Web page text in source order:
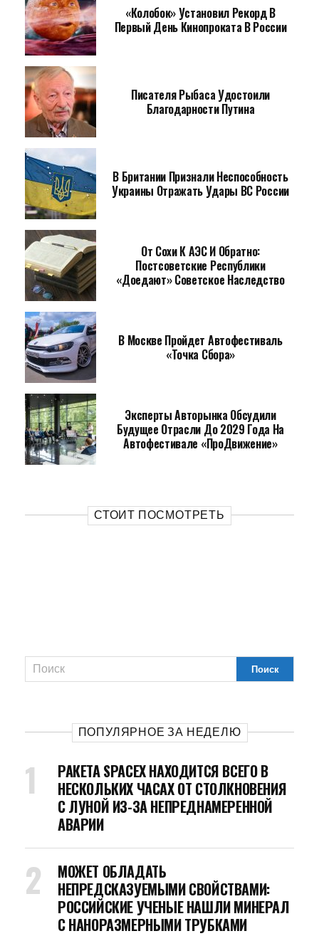
«Колобок» Установил Рекорд В
Первый День Кинопроката В России
Писателя Рыбаса Удостоили
Благодарности Путина
В Британии Признали Неспособность
Украины Отражать Удары ВС России
От Сохи К АЭС И Обратно:
Постсоветские Республики
«доедают» Советское Наследство
В Москве Пройдет Автофестиваль
«Точка Сбора»
Эксперты Авторынка Обсудили
Будущее Отрасли До 2029 Года На
Автофестивале «ПроДвижение»
СТОИТ ПОСМОТРЕТЬ
ПОПУЛЯРНОЕ ЗА НЕДЕЛЮ
РАКЕТА SPACEX НАХОДИТСЯ ВСЕГО В
НЕСКОЛЬКИХ ЧАСАХ ОТ СТОЛКНОВЕНИЯ
С ЛУНОЙ ИЗ-ЗА НЕПРЕДНАМЕРЕННОЙ
АВАРИИ
МОЖЕТ ОБЛАДАТЬ
НЕПРЕДСКАЗУЕМЫМИ СВОЙСТВАМИ:
РОССИЙСКИЕ УЧЕНЫЕ НАШЛИ МИНЕРАЛ
С НАНОРАЗМЕРНЫМИ ТРУБКАМИ